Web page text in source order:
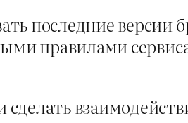
последние версии
правилами